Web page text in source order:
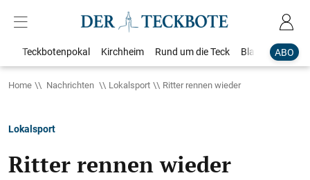
ABO
Teckbotenpokal Kirchheim Rund um die Teck Blaulicht
Home Nachrichten Lokalsport Ritter rennen wieder
Lokalsport
Ritter rennen wieder